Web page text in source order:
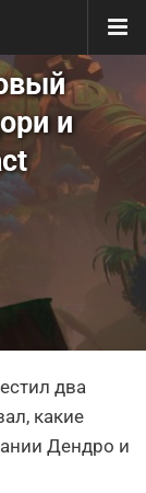
и
два
какие
Дендро и